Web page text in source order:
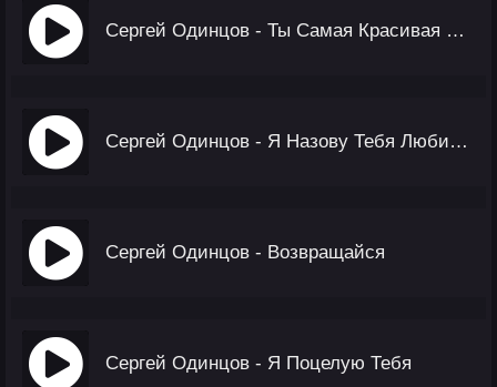
Сергей Одинцов - Ты Самая Красивая На Свете
Сергей Одинцов - Я Назову Тебя Любимая
Сергей Одинцов - Возвращайся
Сергей Одинцов - Я Поцелую Тебя